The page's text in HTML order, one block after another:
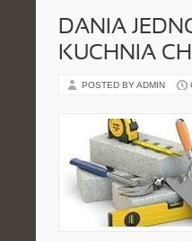
DANIA
KUCHNIA
POSTED BY ADMIN